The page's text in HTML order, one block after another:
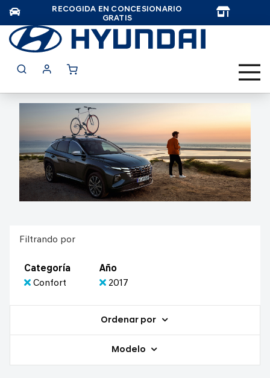
RECOGIDA EN CONCESIONARIO
GRATIS
Filtrando por
Categoría
Confort
Año
2017
Ordenar por
Modelo